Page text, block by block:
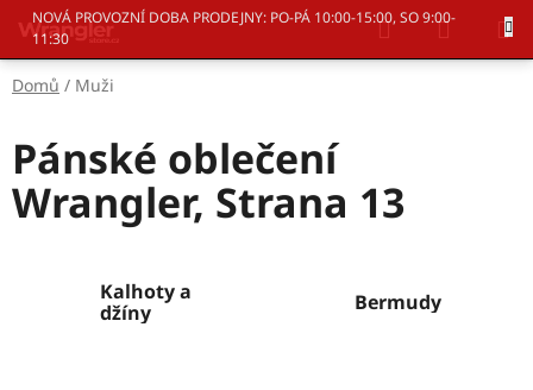
Přejít
obsah
NOVÁ PROVOZNÍ DOBA PRODEJNY: PO-PÁ 10:00-15:00, SO 9:00-
11:30
Hledat
KOŠÍK
Domů / Muži
Pánské oblečení
Wrangler, Strana 13
Kalhoty a
džíny
Bermudy